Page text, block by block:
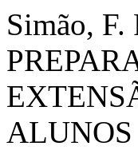
Simão,